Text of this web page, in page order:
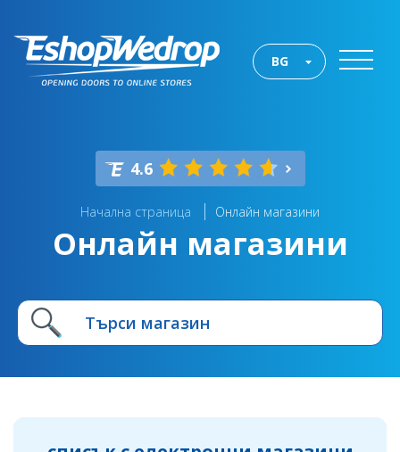
BG
4.6
Начална страница Онлайн магазини
Онлайн магазини